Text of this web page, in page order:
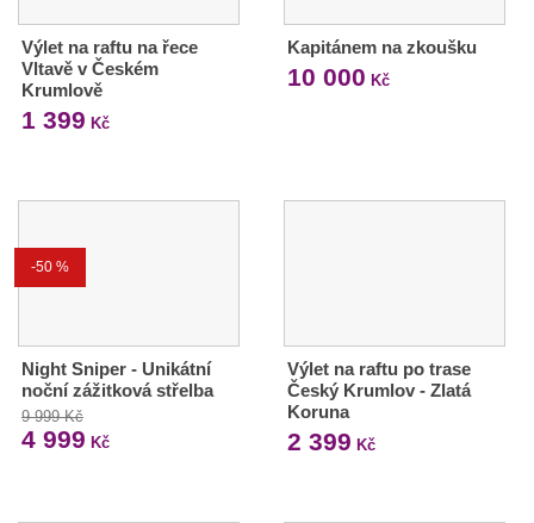
Výlet na raftu na řece
Vltavě v Českém
Krumlově
1 399 Kč
Kapitánem na zkoušku
10 000 Kč
-50 %
Night Sniper - Unikátní
noční zážitková střelba
9 999 Kč
4 999 Kč
Výlet na raftu po trase
Český Krumlov - Zlatá
Koruna
2 399 Kč